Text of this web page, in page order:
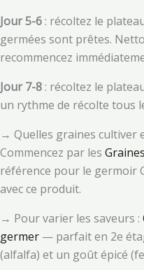
Jour 5-6 : récoltez le
germées sont prêtes.
recommencez
Jour 7-8 : récoltez le
un rythme de récolte tous
→ Quelles graines cultiver
Commencez par les
référence pour le germoir
avec ce produit.
→ Pour varier les saveurs :
germer — parfait en 2e
(alfalfa) et un goût épicé